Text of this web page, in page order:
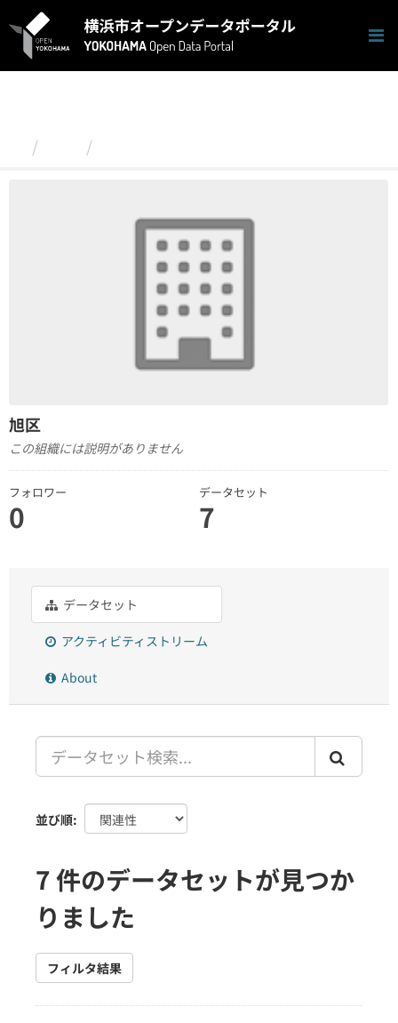
キ
旭区
この組織には説明がありません
フォロワー
0
データセット
7
データセット
アクティビティストリーム
About
並び順
7 件のデータセットが見つか
りました
フィルタ結果